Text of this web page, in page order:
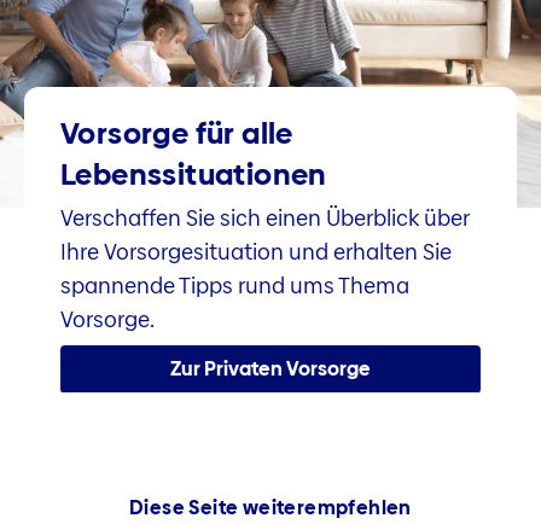
Vorsorge für alle
Lebenssituationen
Verschaffen Sie sich einen Überblick über
Ihre Vorsorgesituation und erhalten Sie
spannende Tipps rund ums Thema
Vorsorge.
Zur Privaten Vorsorge
Diese Seite weiterempfehlen